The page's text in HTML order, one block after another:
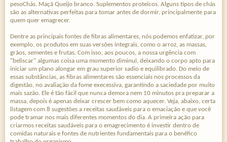
pesoChás. Maçã Queijo branco. Suplementos proteicos. Alguns tipos de chás
são as alternativas perfeitas para tomar antes de dormir, principalmente para
quem quer emagrecer.
Dentre as principais fontes de fibras alimentares, nós podemos enfatizar, por
exemplo, os produtos em suas versões integrais, como o arroz, as massas,
grãos, sementes e frutas. Com isso, aos poucos, a nossa urgência com
"beliscar" algumas coisa uma momento diminui, deixando o corpo apto para
iniciar um plano alongar em grau superior sadio e equilibrado. Do meio de
essas substâncias, as fibras alimentares são essenciais nos processos da
digestão, no avaliação da fome execessiva, garantindo a saciedade por muito
mais sazão. Ele é tão fácil que nunca demora nem 10 minutos pra preparar a
massa, depois é apenas deixar crescer bem como aquecer. Veja, abaixo, certa
listagem com 8 sugestões a receitas saudáveis para o emaciação e que você
pode tramar nos mais diferentes momentos do dia. A primeira ação para
criarmos receitas saudáveis para o emagrecimento é investir dentro de
comidas naturais e fontes de nutrientes fundamentais para o benéfico